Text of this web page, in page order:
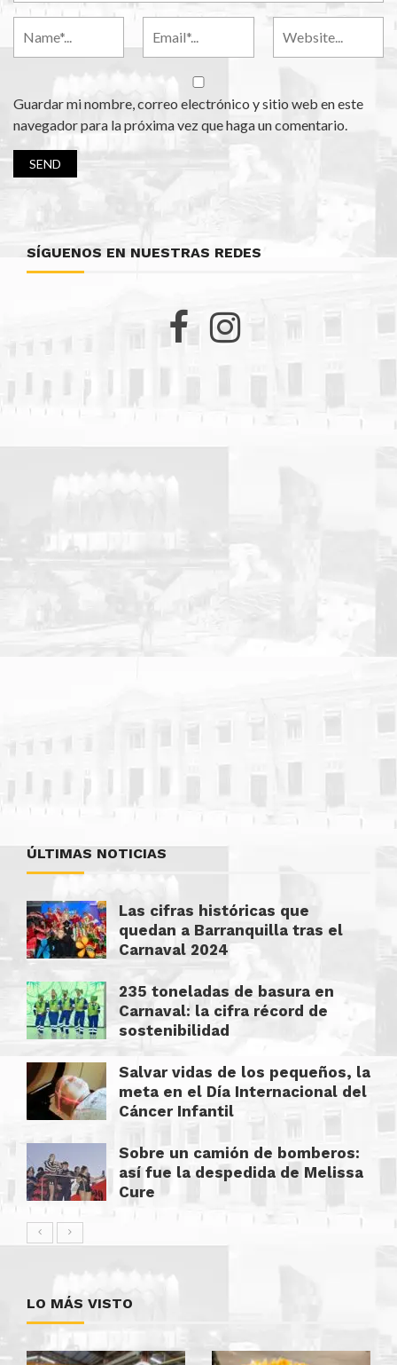
Guardar mi nombre, correo electrónico y sitio web en este
navegador para la próxima vez que haga un comentario.
SÍGUENOS EN NUESTRAS REDES
ÚLTIMAS NOTICIAS
Las cifras históricas que
quedan a Barranquilla tras el
Carnaval 2024
235 toneladas de basura en
Carnaval: la cifra récord de
sostenibilidad
Salvar vidas de los pequeños, la
meta en el Día Internacional del
Cáncer Infantil
Sobre un camión de bomberos:
así fue la despedida de Melissa
Cure
LO MÁS VISTO